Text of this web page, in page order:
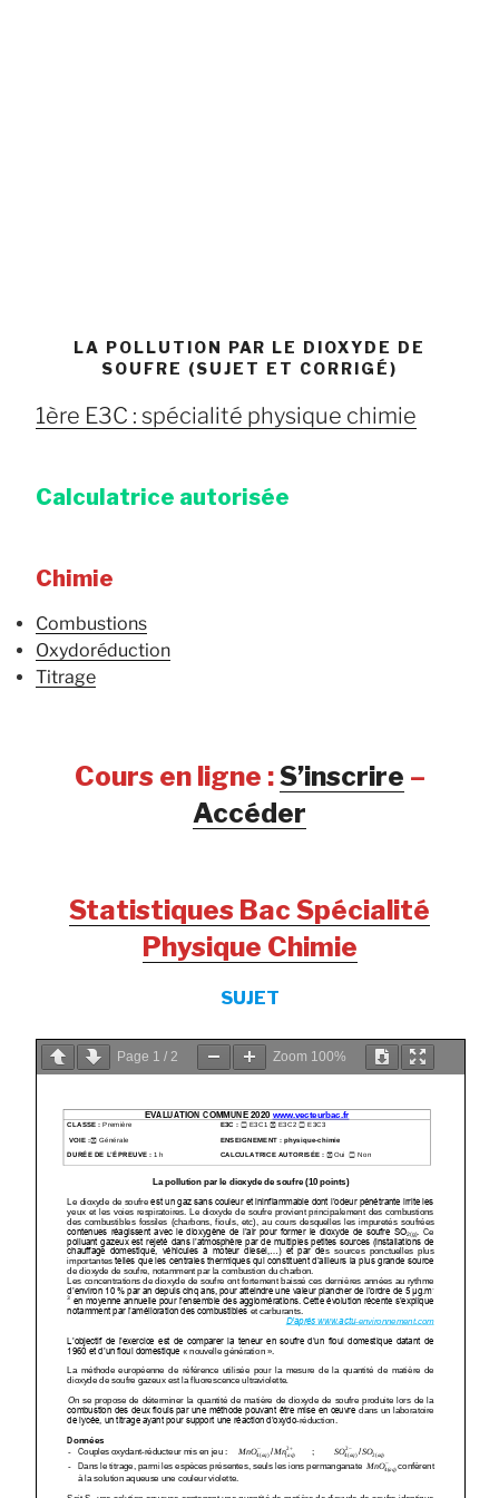
LA POLLUTION PAR LE DIOXYDE DE
SOUFRE (SUJET ET CORRIGÉ)
1ère E3C : spécialité physique chimie
Calculatrice autorisée
Chimie
Combustions
Oxydoréduction
Titrage
Cours en ligne :S’inscrire –
Accéder
Statistiques Bac Spécialité
Physique Chimie
SUJET
Page 1 / 2 Zoom 100%